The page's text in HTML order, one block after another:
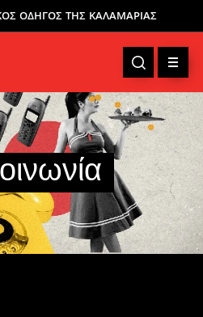
ΟΔΗΓΟΣ ΤΗΣ ΚΑΛΑΜΑΡΙΑΣ